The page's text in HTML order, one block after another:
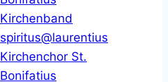
Kirchenband
spiritus@laurentius
Kirchenchor St.
Bonifatius